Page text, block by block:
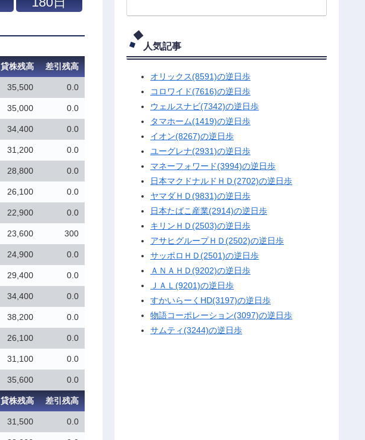
貸株残高 差引残高
35,500 0.0
35,000 0.0
34,400 0.0
31,200 0.0
28,800 0.0
26,100 0.0
22,900 0.0
23,600 300
24,900 0.0
29,400 0.0
34,400 0.0
38,200 0.0
26,100 0.0
31,100 0.0
35,600 0.0
貸株残高 差引残高
31,500 0.0
人気記事
オリックス(8591)の逆日歩
コロワイド(7616)の逆日歩
ウェルスナビ(7342)の逆日歩
タマホーム(1419)の逆日歩
イオン(8267)の逆日歩
ユーグレナ(2931)の逆日歩
マネーフォワード(3994)の逆日歩
日本マクドナルドＨＤ(2702)の逆日歩
ヤマダＨＤ(9831)の逆日歩
日本たばこ産業(2914)の逆日歩
キリンＨＤ(2503)の逆日歩
アサヒグループＨＤ(2502)の逆日歩
サッポロＨＤ(2501)の逆日歩
ＡＮＡＨＤ(9202)の逆日歩
ＪＡＬ(9201)の逆日歩
すかいらーくHD(3197)の逆日歩
物語コーポレーション(3097)の逆日歩
サムティ(3244)の逆日歩